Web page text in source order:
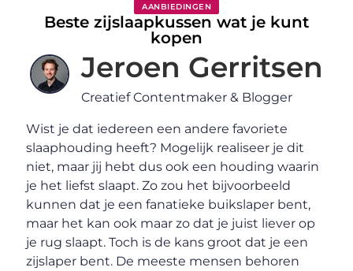
AANBIEDINGEN
Beste zijslaapkussen wat je kunt
kopen
Jeroen Gerritsen
Creatief Contentmaker & Blogger
Wist je dat iedereen een andere favoriete
slaaphouding heeft? Mogelijk realiseer je dit
niet, maar jij hebt dus ook een houding waarin
je het liefst slaapt. Zo zou het bijvoorbeeld
kunnen dat je een fanatieke buikslaper bent,
maar het kan ook maar zo dat je juist liever op
je rug slaapt. Toch is de kans groot dat je een
zijslaper bent. De meeste mensen behoren